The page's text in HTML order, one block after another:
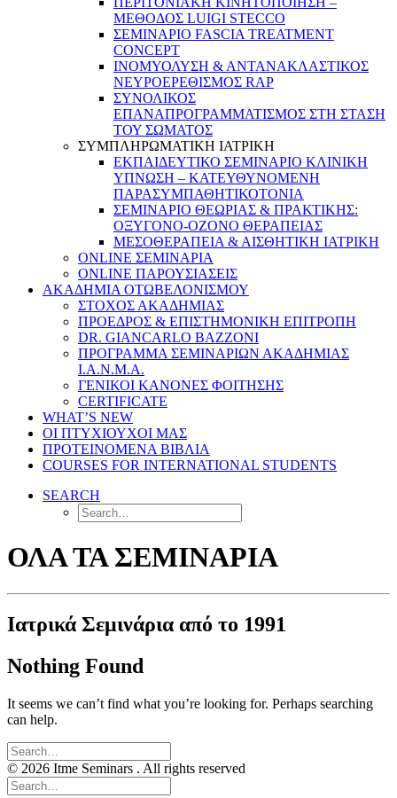
ΜΕΘΟΔΟΣ LUIGI STECCO
ΣΕΜΙΝΑΡΙΟ FASCIA TREATMENT
CONCEPT
ΙΝΟΜΥΟΛΥΣΗ & ΑΝΤΑΝΑΚΛΑΣΤΙΚΟΣ
ΝΕΥΡΟΕΡΕΘΙΣΜΟΣ RAP
ΣΥΝΟΛΙΚΟΣ
ΕΠΑΝΑΠΡΟΓΡΑΜΜΑΤΙΣΜΟΣ ΣΤΗ ΣΤΑΣΗ
ΤΟΥ ΣΩΜΑΤΟΣ
ΣΥΜΠΛΗΡΩΜΑΤΙΚΗ ΙΑΤΡΙΚΗ
ΕΚΠΑΙΔΕΥΤΙΚΟ ΣΕΜΙΝΑΡΙΟ ΚΛΙΝΙΚΗ
ΥΠΝΩΣΗ – ΚΑΤΕΥΘΥΝΟΜΕΝΗ
ΠΑΡΑΣΥΜΠΑΘΗΤΙΚΟΤΟΝΙΑ
ΣΕΜΙΝΑΡΙΟ ΘΕΩΡΙΑΣ & ΠΡΑΚΤΙΚΗΣ:
ΟΞΥΓΟΝΟ-ΟΖΟΝΟ ΘΕΡΑΠΕΙΑΣ
ΜΕΣΟΘΕΡΑΠΕΙΑ & ΑΙΣΘΗΤΙΚΗ ΙΑΤΡΙΚΗ
ONLINE ΣΕΜΙΝΑΡΙΑ
ONLINE ΠΑΡΟΥΣΙΑΣΕΙΣ
ΑΚΑΔΗΜΙΑ ΟΤΩΒΕΛΟΝΙΣΜΟΥ
ΣΤΟΧΟΣ ΑΚΑΔΗΜΙΑΣ
ΠΡΟΕΔΡΟΣ & ΕΠΙΣΤΗΜΟΝΙΚΗ ΕΠΙΤΡΟΠΗ
DR. GIANCARLO BAZZONI
ΠΡΟΓΡΑΜΜΑ ΣΕΜΙΝΑΡΙΩΝ ΑΚΑΔΗΜΙΑΣ
Ι.Α.Ν.Μ.Α.
ΓΕΝΙΚΟΙ ΚΑΝΟΝΕΣ ΦΟΙΤΗΣΗΣ
CERTIFICATE
WHAT’S NEW
ΟΙ ΠΤΥΧΙΟΥΧΟΙ ΜΑΣ
ΠΡΟΤΕΙΝΟΜΕΝΑ ΒΙΒΛΙΑ
COURSES FOR INTERNATIONAL STUDENTS
SEARCH
ΟΛΑ ΤΑ ΣΕΜΙΝΑΡΙΑ
Ιατρικά Σεμινάρια από το 1991
Nothing Found
It seems we can’t find what you’re looking for. Perhaps searching
can help.
© 2026 Itme Seminars . All rights reserved